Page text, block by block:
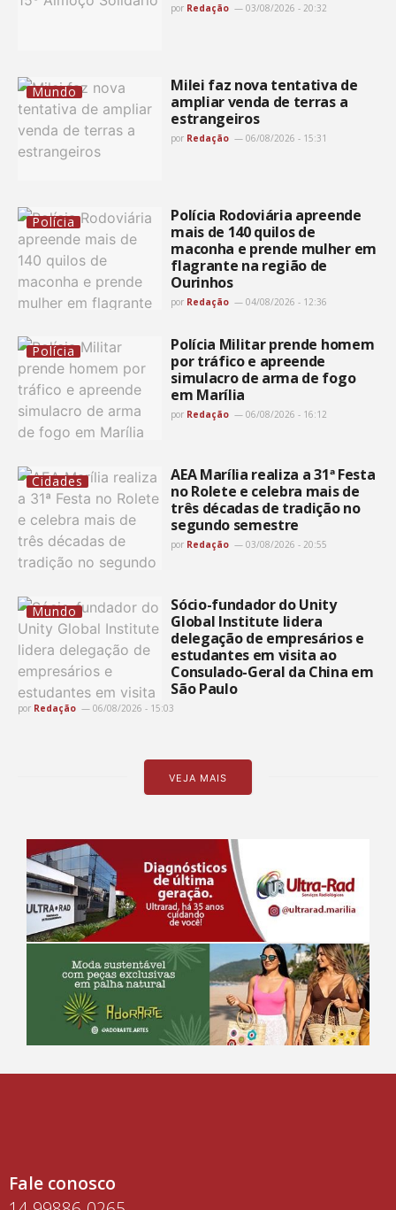
por Redação 03/08/2026 - 20:32
Mundo
Milei faz nova tentativa de
ampliar venda de terras a
estrangeiros
por Redação 06/08/2026 - 15:31
Polícia
Polícia Rodoviária apreende
mais de 140 quilos de
maconha e prende mulher em
flagrante na região de
Ourinhos
por Redação 04/08/2026 - 12:36
Polícia
Polícia Militar prende homem
por tráfico e apreende
simulacro de arma de fogo
em Marília
por Redação 06/08/2026 - 16:12
Cidades
AEA Marília realiza a 31ª Festa
no Rolete e celebra mais de
três décadas de tradição no
segundo semestre
por Redação 03/08/2026 - 20:55
Mundo
Sócio-fundador do Unity
Global Institute lidera
delegação de empresários e
estudantes em visita ao
Consulado-Geral da China em
São Paulo
por Redação 06/08/2026 - 15:03
VEJA MAIS
Fale conosco